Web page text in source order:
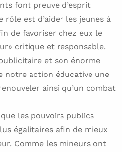
font preuve d’esprit
est d’aider les jeunes à
de favoriser chez eux le
critique et responsable.
et son énorme
notre action éducative une
ainsi qu’un combat
les pouvoirs publics
égalitaires afin de mieux
Comme les mineurs ont